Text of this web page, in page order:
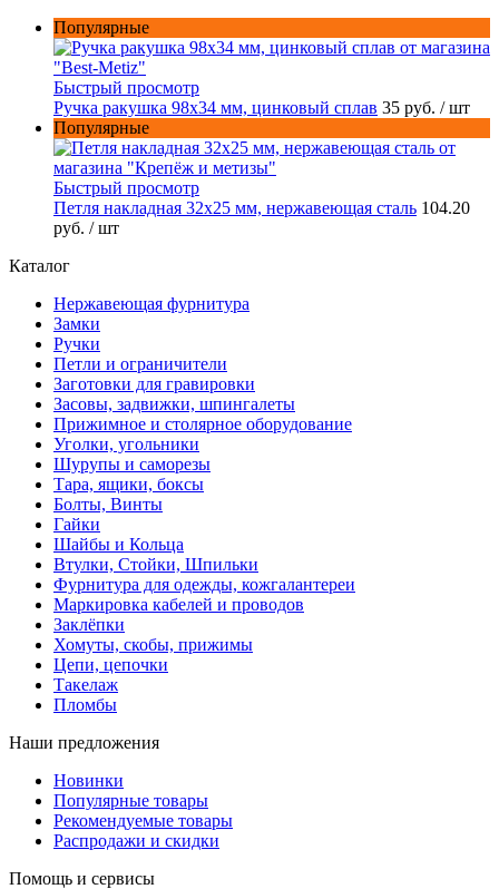
Популярные
Быстрый просмотр
Ручка ракушка 98x34 мм, цинковый сплав 35 руб. / шт
Популярные
Быстрый просмотр
Петля накладная 32х25 мм, нержавеющая сталь 104.20
руб. / шт
Каталог
Нержавеющая фурнитура
Замки
Ручки
Петли и ограничители
Заготовки для гравировки
Засовы, задвижки, шпингалеты
Прижимное и столярное оборудование
Уголки, угольники
Шурупы и саморезы
Тара, ящики, боксы
Болты, Винты
Гайки
Шайбы и Кольца
Втулки, Стойки, Шпильки
Фурнитура для одежды, кожгалантереи
Маркировка кабелей и проводов
Заклёпки
Хомуты, скобы, прижимы
Цепи, цепочки
Такелаж
Пломбы
Наши предложения
Новинки
Популярные товары
Рекомендуемые товары
Распродажи и скидки
Помощь и сервисы